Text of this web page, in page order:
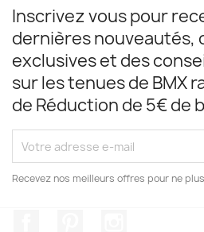
Inscrivez vous pour
dernières nouveautés,
exclusives et des
sur les tenues de BMX
de Réduction de 5€ de
Recevez nos meilleurs offres pour ne